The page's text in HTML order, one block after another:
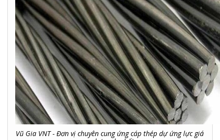
Vũ Gia VNT - Đơn vị chuyên cung ứng cáp thép dự ứng lực giá